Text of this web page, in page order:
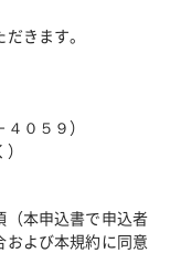
きます。
０５９）
（本申込書で申込者
および本規約に同意